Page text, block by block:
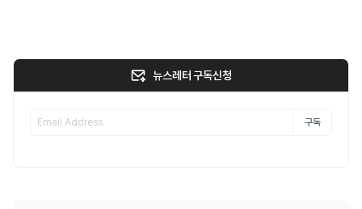
뉴스레터 구독신청
구독